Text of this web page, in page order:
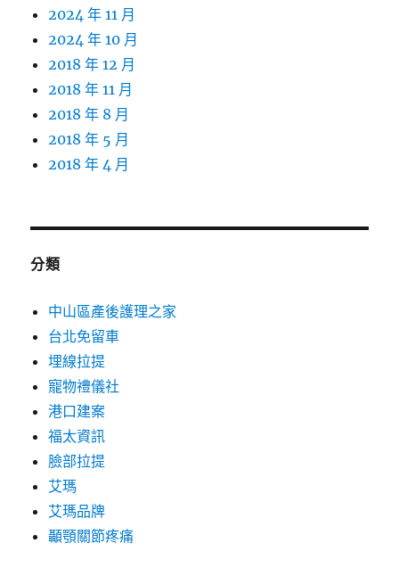
2024 年 11 月
2024 年 10 月
2018 年 12 月
2018 年 11 月
2018 年 8 月
2018 年 5 月
2018 年 4 月
分類
中山區產後護理之家
台北免留車
埋線拉提
寵物禮儀社
港口建案
福太資訊
臉部拉提
艾瑪
艾瑪品牌
顳顎關節疼痛